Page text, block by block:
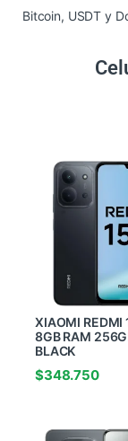
Bitcoin, USDT y
XIAOMI REDMI
8GB RAM
BLACK
$348.750